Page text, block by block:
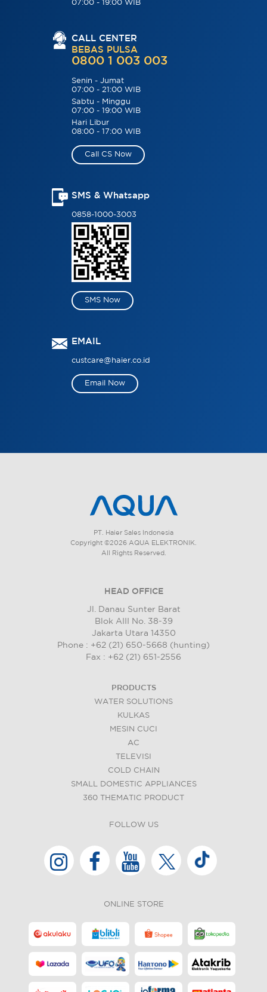
07:00 - 19:00 WIB
CALL CENTER
BEBAS PULSA
0800 1 003 003
Senin - Jumat
07:00 - 21:00 WIB
Sabtu - Minggu
07:00 - 19:00 WIB
Hari Libur
08:00 - 17:00 WIB
Call CS Now
SMS & Whatsapp
0858-1000-3003
SMS Now
EMAIL
custcare@haier.co.id
Email Now
PT. Haier Sales Indonesia
Copyright ©2026 AQUA ELEKTRONIK.
All Rights Reserved.
HEAD OFFICE
Jl. Danau Sunter Barat
Blok AIII No. 38-39
Jakarta Utara 14350
Phone : +62 (21) 650-5668 (hunting)
Fax : +62 (21) 651-2556
PRODUCTS
WATER SOLUTIONS
KULKAS
MESIN CUCI
AC
TELEVISI
COLD CHAIN
SMALL DOMESTIC APPLIANCES
360 THEMATIC PRODUCT
FOLLOW US
ONLINE STORE